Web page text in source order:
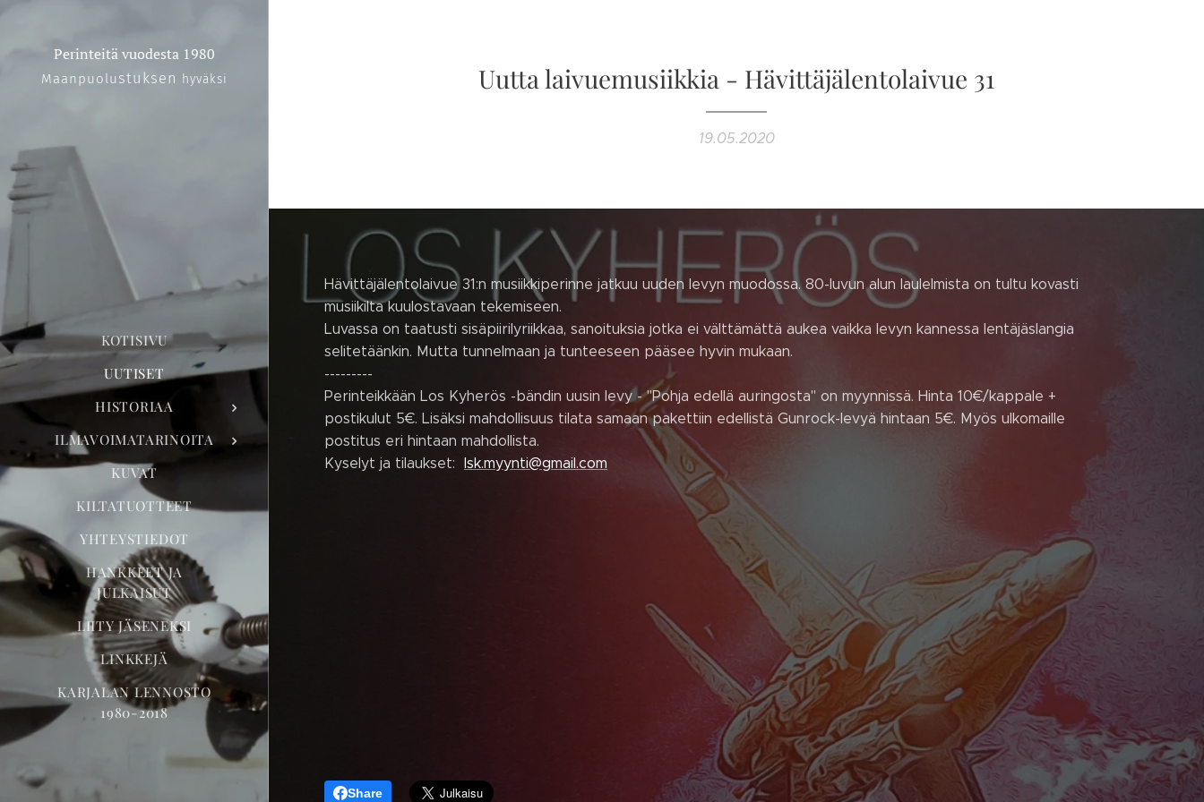
Perinteitä vuodesta 1980
Maanpuolu stuksen hyväksi
KOTISIVU
UUTISET
HISTORIAA
ILMAVOIMATARINOITA
KUVAT
KILTATUOTTEET
YHTEYSTIEDOT
HANKKEET JA
JULKAISUT
LIITY JÄSENEKSI
LINKKEJÄ
KARJALAN LENNOSTO
1980-2018
Uutta laivuemusiikkia - Hävittäjälentolaivue 31
19.05.2020
Hävittäjälentolaivue 31:n musiikkiperinne jatkuu uuden levyn muodossa. 80-luvun alun laulelmista on tultu kovasti
musiikilta kuulostavaan tekemiseen.
Luvassa on taatusti sisäpiirilyriikkaa, sanoituksia jotka ei välttämättä aukea vaikka levyn kannessa lentäjäslangia
selitetäänkin. Mutta tunnelmaan ja tunteeseen pääsee hyvin mukaan.
---------
Perinteikkään Los Kyherös -bändin uusin levy - "Pohja edellä auringosta" on myynnissä. Hinta 10€/kappale +
postikulut 5€. Lisäksi mahdollisuus tilata samaan pakettiin edellistä Gunrock-levyä hintaan 5€. Myös ulkomaille
postitus eri hintaan mahdollista.
Kyselyt ja tilaukset: lsk.myynti@gmail.com
Share